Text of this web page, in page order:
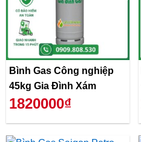
Bình Gas Công nghiệp
45kg Gia Đình Xám
1820000₫